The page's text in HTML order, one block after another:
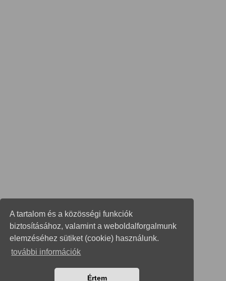
A tartalom és a közösségi funkciók
biztosításához, valamint a weboldalforgalmunk
elemzéséhez sütiket (cookie) használunk.
további információk
Értem